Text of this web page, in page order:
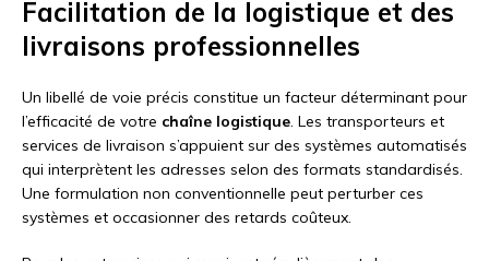
Facilitation de la logistique et des
livraisons professionnelles
Un libellé de voie précis constitue un facteur déterminant pour
l’efficacité de votre chaîne logistique. Les transporteurs et
services de livraison s’appuient sur des systèmes automatisés
qui interprètent les adresses selon des formats standardisés.
Une formulation non conventionnelle peut perturber ces
systèmes et occasionner des retards coûteux.